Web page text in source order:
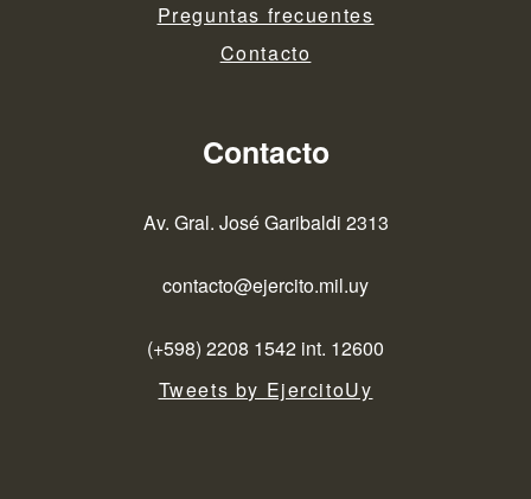
Preguntas frecuentes
Contacto
Contacto
Av. Gral. José Garibaldi 2313
contacto@ejercito.mil.uy
(+598) 2208 1542 int. 12600
Tweets by EjercitoUy